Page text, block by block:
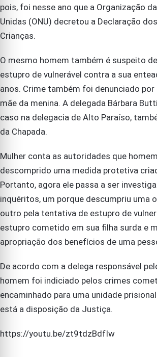
pois, foi nesse ano que a Organização
Unidas (ONU) decretou a Declaração
Crianças.
O mesmo homem também é suspeito
estupro de vulnerável contra a sua
anos. Crime também foi denunciado por
mãe da menina. A delegada Bárbara
caso na delegacia de Alto Paraíso,
da Chapada.
Mulher conta as autoridades que
descomprido uma medida protetiva
Portanto, agora ele passa a ser
inquéritos, um porque descumpriu uma
outro pela tentativa de estupro de
estupro cometido em sua filha surda e
apropriação dos benefícios de uma
De acordo com a delega responsável
homem foi indiciado pelos crimes
encaminhado para uma unidade
está a disposição da Justiça.
https://youtu.be/zt9tdzBdfIw